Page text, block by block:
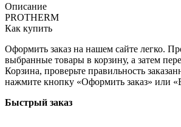
Описание
PROTHERM
Как купить
Оформить заказ на нашем сайте легко.
выбранные товары в корзину, а затем
Корзина, проверьте правильность
нажмите кнопку «Оформить заказ» или
Быстрый заказ